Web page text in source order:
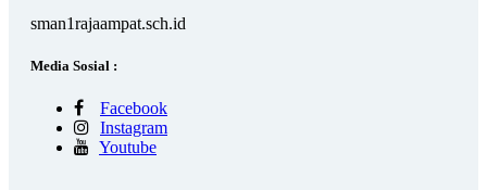
sman1rajaampat.sch.id
Media Sosial :
Facebook
Instagram
Youtube